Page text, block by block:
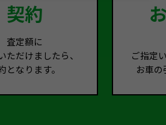
契約
査定額に
ただけましたら、
となります。
ご指定
お車の